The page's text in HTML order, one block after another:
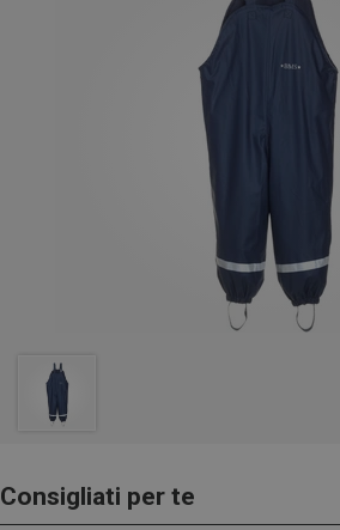
Consigliati per te